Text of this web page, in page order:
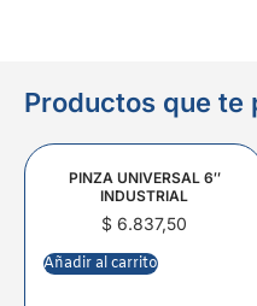
Productos que te
PINZA UNIVERSAL 6″
INDUSTRIAL
$ 6.837,50
Añadir al carrito